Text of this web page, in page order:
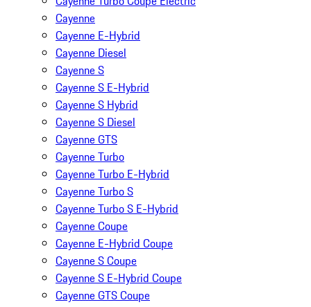
Cayenne
Cayenne E-Hybrid
Cayenne Diesel
Cayenne S
Cayenne S E-Hybrid
Cayenne S Hybrid
Cayenne S Diesel
Cayenne GTS
Cayenne Turbo
Cayenne Turbo E-Hybrid
Cayenne Turbo S
Cayenne Turbo S E-Hybrid
Cayenne Coupe
Cayenne E-Hybrid Coupe
Cayenne S Coupe
Cayenne S E-Hybrid Coupe
Cayenne GTS Coupe